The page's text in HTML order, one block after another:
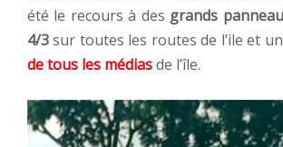
été le recours à des grands
4/3sur toutes les routes de l’ile et
de tous les médiasde l’île.